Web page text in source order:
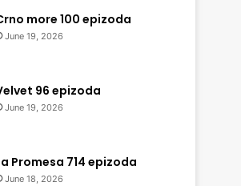
more 100 epizoda
June 19, 2026
96 epizoda
June 19, 2026
Promesa 714 epizoda
June 18, 2026